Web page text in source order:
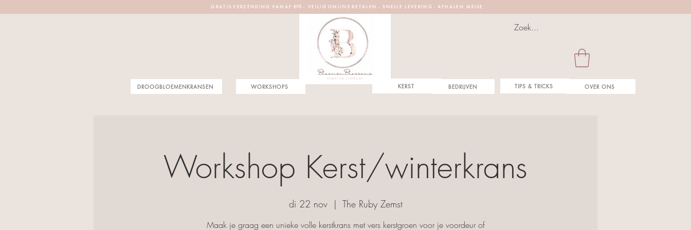
G R A T I S V E R Z E N D I N G V A N A F €70 - V E I L I G O N L I N E B E T A L E N - S N E L L E L E V E R I N G - A F H A L E N M E I S E
WORKSHOPS
DROOGBLOEMENKRANSEN BEDRIJVEN OVER ONS
TIPS & TRICKS
KERST
Workshop Kerst/winterkrans
di 22 nov
  |
The Ruby Zemst
Maak je graag een unieke volle kerstkrans met vers kerstgroen voor je voordeur of